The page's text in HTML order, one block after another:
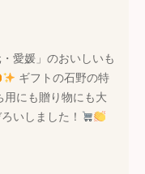
愛媛」のおいしいも
ギフトの石野の特
用にも贈り物にも大
いしました！